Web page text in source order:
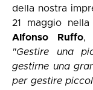
della nostra
21 maggio
Alfonso Ruffo,
"Gestire una
gestirne una
per gestire